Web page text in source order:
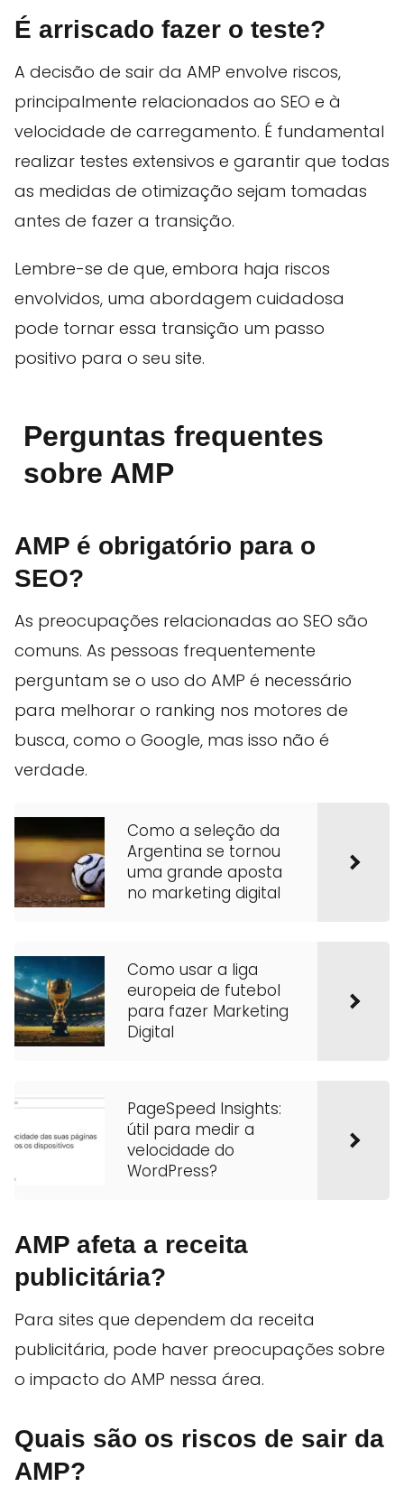
É arriscado fazer o teste?
A decisão de sair da AMP envolve riscos,
principalmente relacionados ao SEO e à
velocidade de carregamento. É fundamental
realizar testes extensivos e garantir que todas
as medidas de otimização sejam tomadas
antes de fazer a transição.
Lembre-se de que, embora haja riscos
envolvidos, uma abordagem cuidadosa
pode tornar essa transição um passo
positivo para o seu site.
Perguntas frequentes
sobre AMP
AMP é obrigatório para o
SEO?
As preocupações relacionadas ao SEO são
comuns. As pessoas frequentemente
perguntam se o uso do AMP é necessário
para melhorar o ranking nos motores de
busca, como o Google, mas isso não é
verdade.
Como a seleção da
Argentina se tornou
uma grande aposta
no marketing digital
Como usar a liga
europeia de futebol
para fazer Marketing
Digital
PageSpeed Insights:
útil para medir a
velocidade do
WordPress?
AMP afeta a receita
publicitária?
Para sites que dependem da receita
publicitária, pode haver preocupações sobre
o impacto do AMP nessa área.
Quais são os riscos de sair da
AMP?